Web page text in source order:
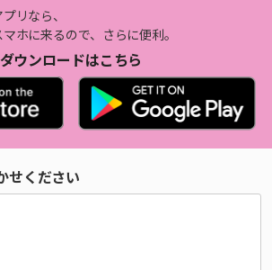
リなら、
ホに来るので、さらに便利。
ダウンロードはこちら
せください